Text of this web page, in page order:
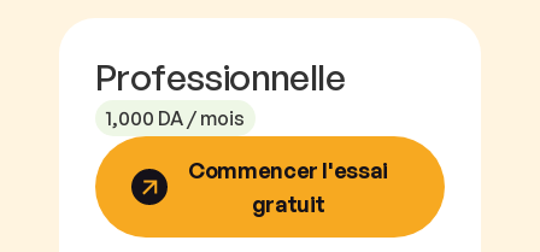
Professionnelle
1,000 DA / mois
Commencer l'essai
gratuit